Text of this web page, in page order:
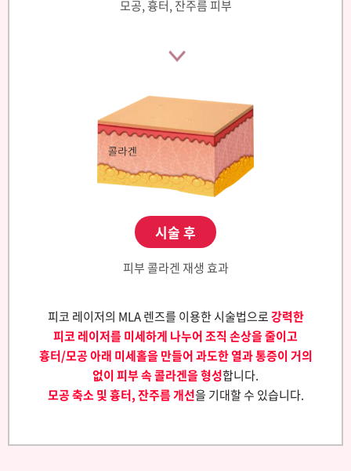
모공, 흉터, 잔주름 피부
시술 후
피부 콜라겐 재생 효과
피코 레이저의 MLA 렌즈를 이용한 시술법으로강력한
피코 레이저를 미세하게 나누어 조직 손상을 줄이고
흉터/모공 아래 미세홀을 만들어 과도한 열과 통증이 거의
없이 피부 속 콜라겐을 형성합니다.
모공 축소 및 흉터, 잔주름 개선을 기대할 수 있습니다.